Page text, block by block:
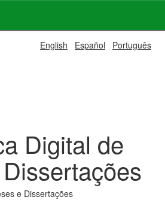
English Español Português
Digital de
e Dissertações